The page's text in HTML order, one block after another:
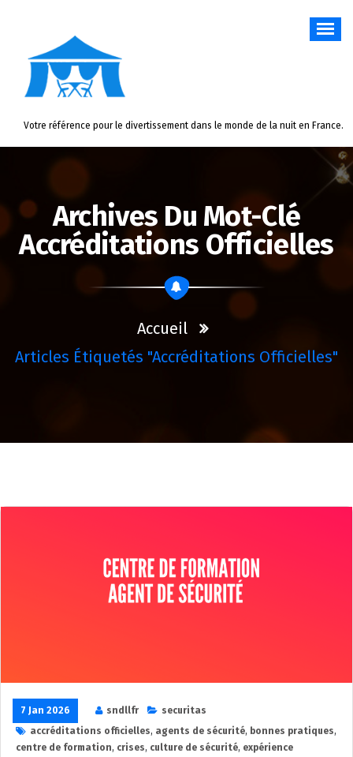
Votre référence pour le divertissement dans le monde de la nuit en France.
Archives Du Mot-Clé
Accréditations Officielles
Accueil
Articles Étiquetés "accréditations Officielles"
7 Jan 2026 sndllfr
securitas
accréditations officielles, agents de sécurité, bonnes pratiques,
centre de formation, crises, culture de sécurité, expérience